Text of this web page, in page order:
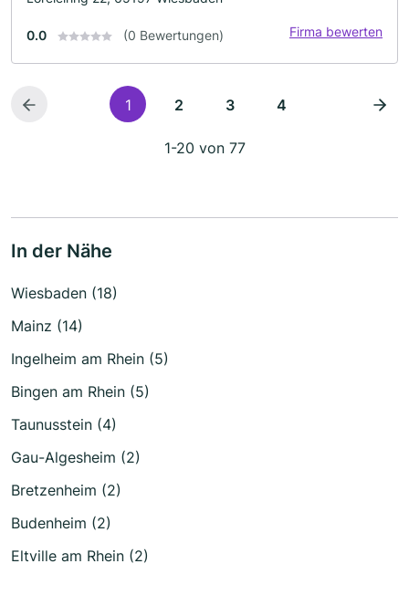
0.0 (0 Bewertungen) Firma bewerten
1 2 3 4
1-20 von 77
In der Nähe
Wiesbaden (18)
Mainz (14)
Ingelheim am Rhein (5)
Bingen am Rhein (5)
Taunusstein (4)
Gau-Algesheim (2)
Bretzenheim (2)
Budenheim (2)
Eltville am Rhein (2)